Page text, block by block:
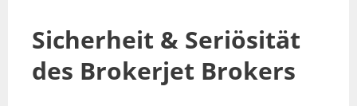
Sicherheit & Seriösität
des Brokerjet Brokers